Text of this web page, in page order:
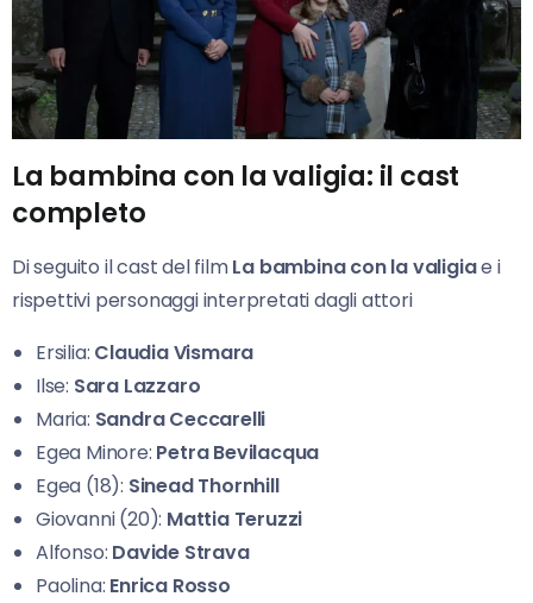
La bambina con la valigia: il cast
completo
Di seguito il cast del filmLa bambina con la valigiae i
rispettivi personaggi interpretati dagli attori
Ersilia: Claudia Vismara
Ilse: Sara Lazzaro
Maria: Sandra Ceccarelli
Egea Minore: Petra Bevilacqua
Egea (18): Sinead Thornhill
Giovanni (20): Mattia Teruzzi
Alfonso: Davide Strava
Paolina: Enrica Rosso